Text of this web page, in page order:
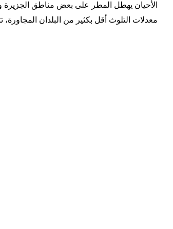
الأحيان يهطل المطر على بعض مناطق الجزيرة
معدلات التلوث أقل بكثير من البلدان